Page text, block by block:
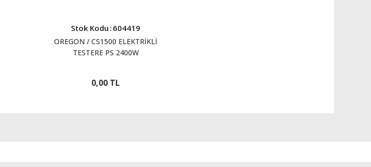
Stok Kodu : 604419
OREGON / CS1500 ELEKTRİKLİ
TESTERE PS 2400W
0,00 TL